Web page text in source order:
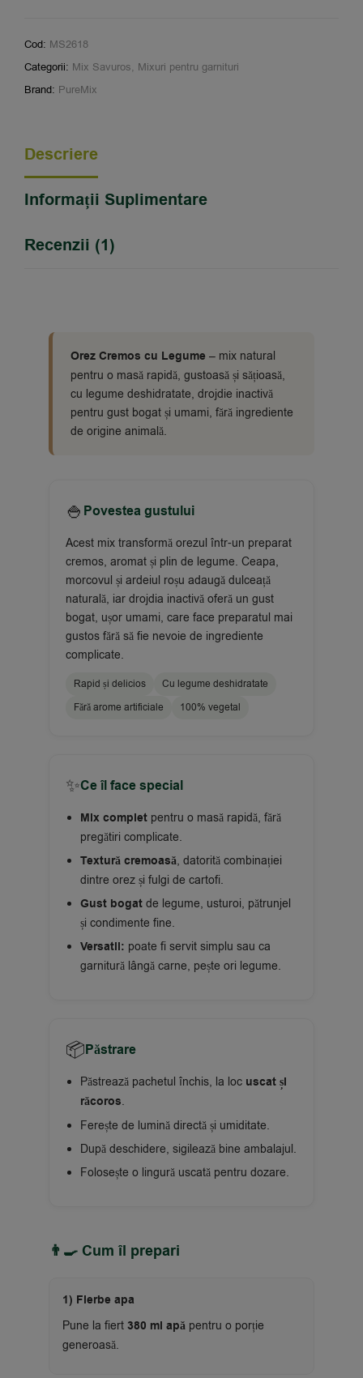
Cod: MS2618
Categorii: Mix Savuros, Mixuri pentru garnituri
Brand: PureMix
Descriere
Informații Suplimentare
Recenzii (1)
Orez Cremos cu Legume – mix natural
pentru o masă rapidă, gustoasă și sățioasă,
cu legume deshidratate, drojdie inactivă
pentru gust bogat și umami, fără ingrediente
de origine animală.
🍚 Povestea gustului
Acest mix transformă orezul într-un preparat
cremos, aromat și plin de legume. Ceapa,
morcovul și ardeiul roșu adaugă dulceață
naturală, iar drojdia inactivă oferă un gust
bogat, ușor umami, care face preparatul mai
gustos fără să fie nevoie de ingrediente
complicate.
Rapid și delicios
Cu legume deshidratate
Fără arome artificiale
100% vegetal
✨Ce îl face special
Mix complet pentru o masă rapidă, fără
pregătiri complicate.
Textură cremoasă, datorită combinației
dintre orez și fulgi de cartofi.
Gust bogat de legume, usturoi, pătrunjel
și condimente fine.
Versatil: poate fi servit simplu sau ca
garnitură lângă carne, pește ori legume.
📦Păstrare
Păstrează pachetul închis, la loc uscat și
răcoros.
Ferește de lumină directă și umiditate.
După deschidere, sigilează bine ambalajul.
Folosește o lingură uscată pentru dozare.
👨‍🍳 Cum îl prepari
1) Fierbe apa
Pune la fiert 380 ml apă pentru o porție
generoasă.